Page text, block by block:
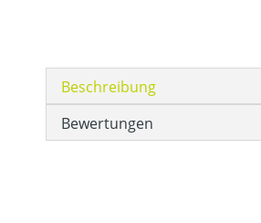
Beschreibung
Bewertungen